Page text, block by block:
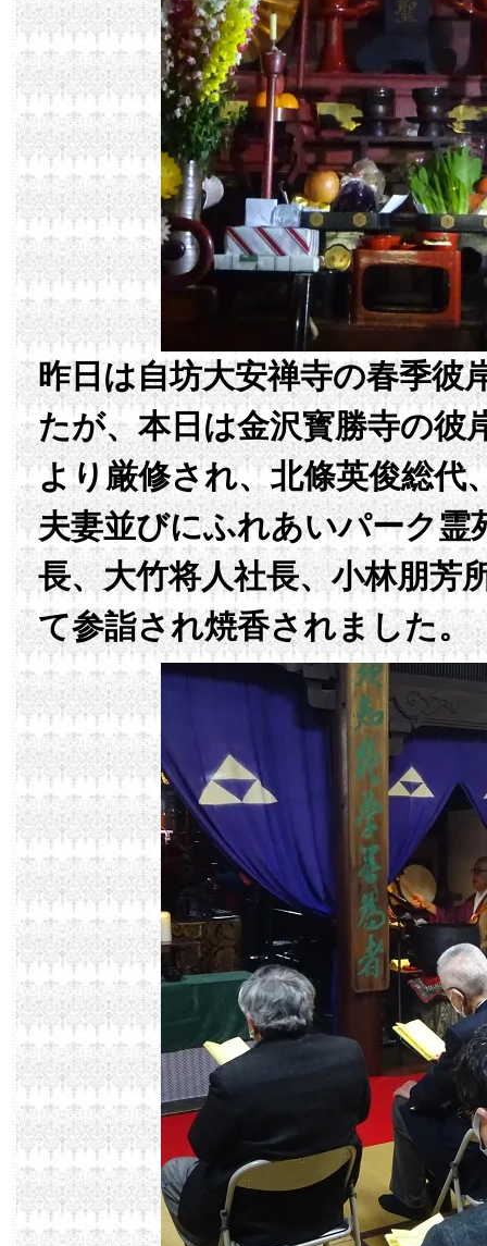
昨日は自坊大安禅寺の春季彼
たが、本日は金沢寳勝寺の彼
より厳修され、北條英俊総代
夫妻並びにふれあいパーク霊
長、大竹将人社長、小林朋芳
て参詣され焼香されました。